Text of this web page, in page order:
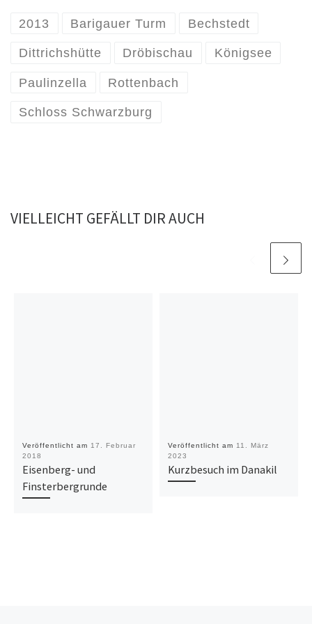
2013 Barigauer Turm Bechstedt
Dittrichshütte Dröbischau Königsee
Paulinzella Rottenbach
Schloss Schwarzburg
VIELLEICHT GEFÄLLT DIR AUCH
Veröffentlicht am 17. Februar
2018
Eisenberg- und
Finsterbergrunde
Veröffentlicht am 11. März
2023
Kurzbesuch im Danakil